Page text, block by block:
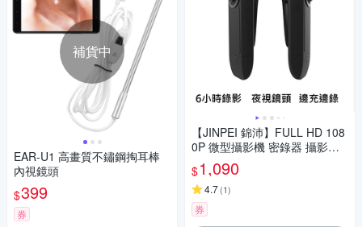
補貨中
EAR-U1 高畫質不鏽鋼掏耳棒
內視鏡頭
$399
券
【JINPEI 錦沛】FULL HD 108
0P 微型攝影機 密錄器 攝影機
可錄音錄影 循環錄影
$1,090
4.7(1)
券